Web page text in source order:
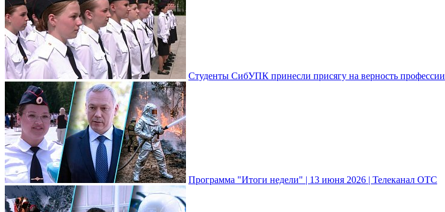
Студенты СибУПК принесли присягу на верность профессии
Программа "Итоги недели" | 13 июня 2026 | Телеканал ОТС